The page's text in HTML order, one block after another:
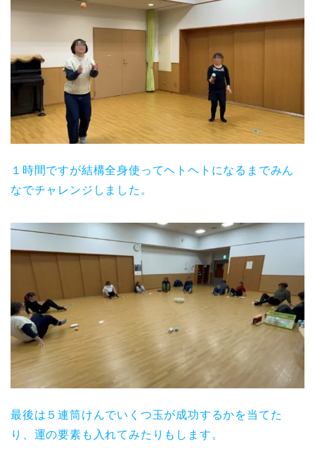
１時間ですが結構全身使ってヘトヘトになるまでみん
なでチャレンジしました。
最後は５連筒けんでいくつ玉が成功するかを当てた
り、運の要素も入れてみたりもします。